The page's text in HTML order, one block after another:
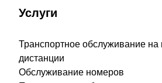
Услуги
Транспортное обслуживание на
дистанции
Обслуживание номеров